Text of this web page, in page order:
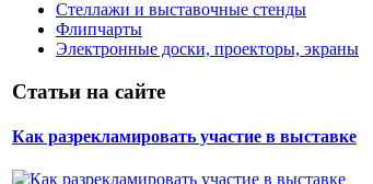
Стеллажи и выставочные стенды
Флипчарты
Электронные доски, проекторы, экраны
Статьи на сайте
Как разрекламировать участие в выставке